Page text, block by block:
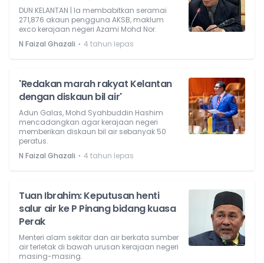
DUN KELANTAN | Ia membabitkan seramai
271,876 akaun pengguna AKSB, maklum
exco kerajaan negeri Azami Mohd Nor.
N Faizal Ghazali ⋅ 4 tahun lepas
'Redakan marah rakyat Kelantan
dengan diskaun bil air'
Adun Galas, Mohd Syahbuddin Hashim
mencadangkan agar kerajaan negeri
memberikan diskaun bil air sebanyak 50
peratus.
N Faizal Ghazali ⋅ 4 tahun lepas
Tuan Ibrahim: Keputusan henti
salur air ke P Pinang bidang kuasa
Perak
Menteri alam sekitar dan air berkata sumber
air terletak di bawah urusan kerajaan negeri
masing-masing.